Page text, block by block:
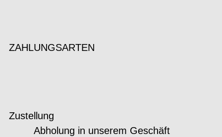
ZAHLUNGSARTEN
Zustellung
Abholung in unserem Geschäft